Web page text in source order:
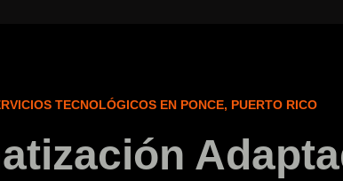
TECNOLÓGICOS EN PONCE, PUERTO RICO